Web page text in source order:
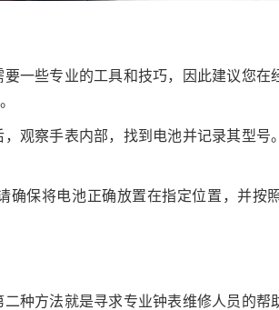
一些专业的工具和技巧，因此建议您在
观察手表内部，找到电池并记录其型号
保将电池正确放置在指定位置，并按
种方法就是寻求专业钟表维修人员的帮